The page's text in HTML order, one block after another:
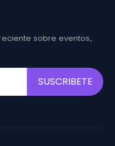
sobre eventos,